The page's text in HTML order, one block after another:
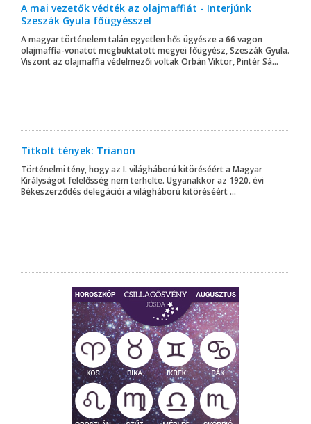
A mai vezetők védték az olajmaffiát - Interjúnk
Szeszák Gyula főügyésszel
A magyar történelem talán egyetlen hős ügyésze a 66 vagon
olajmaffia-vonatot megbuktatott megyei főügyész, Szeszák Gyula.
Viszont az olajmaffia védelmezői voltak Orbán Viktor, Pintér Sá...
Titkolt tények: Trianon
Történelmi tény, hogy az I. világháború kitöréséért a Magyar
Királyságot felelősség nem terhelte. Ugyanakkor az 1920. évi
Békeszerződés delegációi a világháború kitöréséért ...